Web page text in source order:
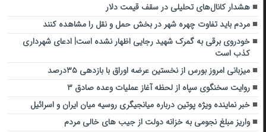
هشدار کانال‌های تحلیلی در سقف قیمت دلار
مردم باید تفاوت چهره شهر در بخش حمل و نقل را مشاهده کنند
خودروی برقی به گمرک شهید رجایی اظهار نشده است| ادعای شهرداری
کذب است
میزبانی امروز بورس از نخستین عرضه اوراق با بازدهی ۳۵درصد
روایت سخنگوی سپاه از لحظه آغاز عملیات وعده صادق ۳
خبر نماینده ویژه پوتین درباره میانجیگری روسیه میان ایران و اسرائیل
واریز مبلغ نجومی به خزانه دولت از جیب های خالی مردم